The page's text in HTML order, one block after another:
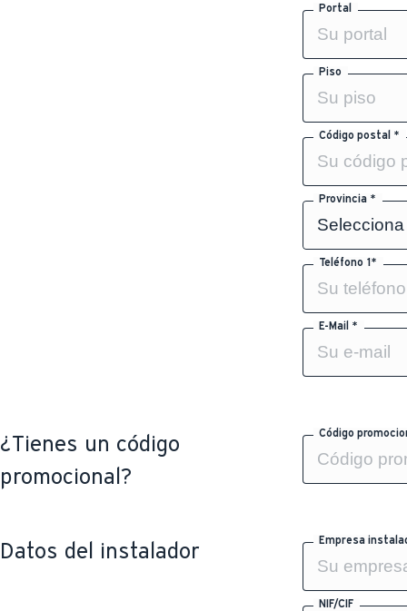
Portal
Piso
Código postal *
Provincia *
Teléfono 1*
E-Mail *
¿Tienes un código
promocional?
Código
Datos del instalador Empresa
NIF/CIF